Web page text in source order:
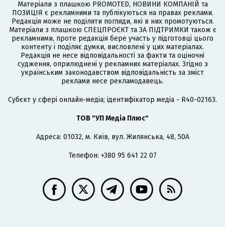
Матеріали з плашкою PROMOTED, НОВИНИ КОМПАНІЙ та
ПОЗИЦІЯ є рекламними та публікуються на правах реклами.
Редакція може не поділяти погляди, які в них промотуються.
Матеріали з плашкою СПЕЦПРОЄКТ та ЗА ПІДТРИМКИ також є
рекламними, проте редакція бере участь у підготовці цього
контенту і поділяє думки, висловлені у цих матеріалах.
Редакція не несе відповідальності за факти та оціночні
судження, оприлюднені у рекламних матеріалах. Згідно з
українським законодавством відповідальність за зміст
реклами несе рекламодавець.
Cубєкт у сфері онлайн-медіа; ідентифікатор медіа - R40-02163.
ТОВ "УП Медіа Плюс"
Адреса: 01032, м. Київ, вул. Жилянська, 48, 50А
Телефон: +380 95 641 22 07